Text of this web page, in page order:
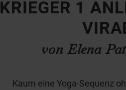
KRIEGER 1
von Elena
Kaum eine Yoga-Sequenz